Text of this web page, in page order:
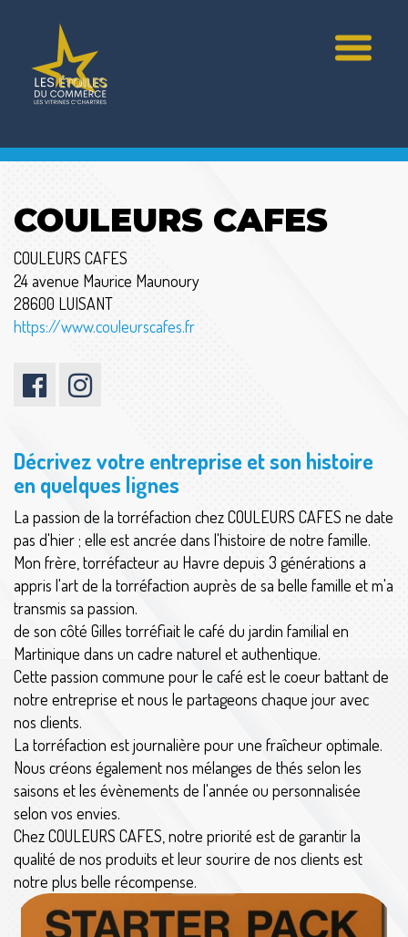
COULEURS CAFES
COULEURS CAFES
24 avenue Maurice Maunoury
28600 LUISANT
https://www.couleurscafes.fr
Décrivez votre entreprise et son histoire
en quelques lignes
La passion de la torréfaction chez COULEURS CAFES ne date
pas d'hier ; elle est ancrée dans l'histoire de notre famille.
Mon frère, torréfacteur au Havre depuis 3 générations a
appris l'art de la torréfaction auprès de sa belle famille et m'a
transmis sa passion.
de son côté Gilles torréfiait le café du jardin familial en
Martinique dans un cadre naturel et authentique.
Cette passion commune pour le café est le coeur battant de
notre entreprise et nous le partageons chaque jour avec
nos clients.
La torréfaction est journalière pour une fraîcheur optimale.
Nous créons également nos mélanges de thés selon les
saisons et les évènements de l'année ou personnalisée
selon vos envies.
Chez COULEURS CAFES, notre priorité est de garantir la
qualité de nos produits et leur sourire de nos clients est
notre plus belle récompense.